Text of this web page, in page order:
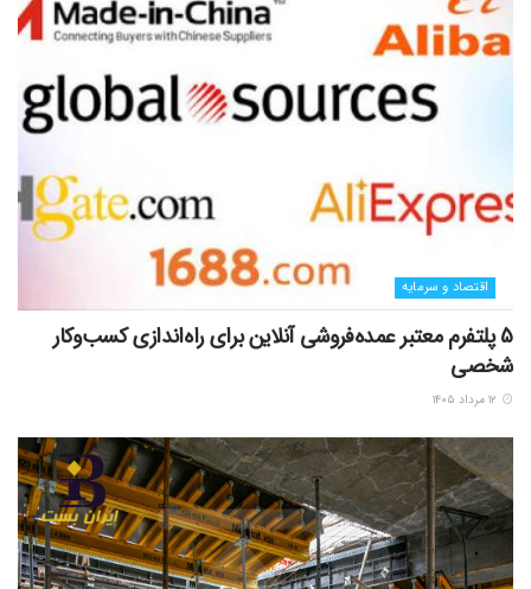
اقتصاد و سرمایه
5 پلتفرم معتبر عمده‌فروشی آنلاین برای راه‌اندازی کسب‌وکار
شخصی